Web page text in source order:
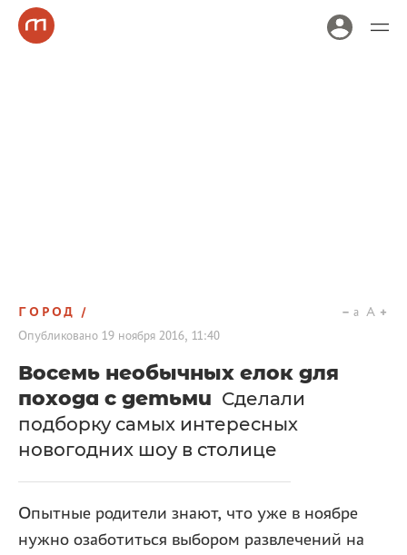
ГОРОД
Опубликовано 19 ноября 2016, 11:40
a A
Восемь необычных елок для
похода с детьми Сделали
подборку самых интересных
новогодних шоу в столице
Опытные родители знают, что уже в ноябре
нужно озаботиться выбором развлечений на